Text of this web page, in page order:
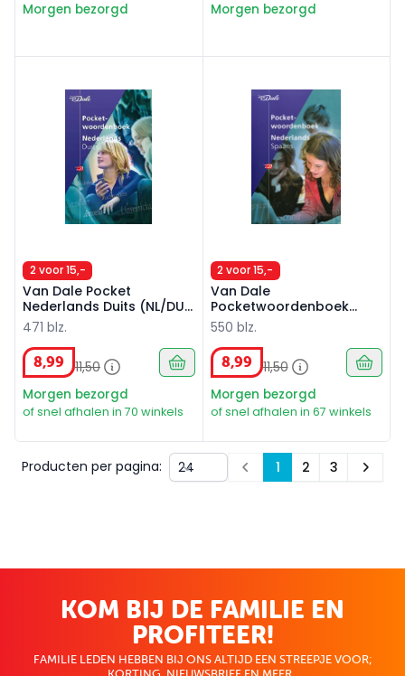
Morgen bezorgd Morgen bezorgd
2 voor 15,-
Van Dale Pocket
Nederlands Duits (NL/DU)
4e editie
471 blz.
8,99 11,50
Morgen bezorgd
of snel afhalen in 70 winkels
2 voor 15,-
Van Dale
Pocketwoordenboek
Nederlands-Spaans 3e
editie
550 blz.
8,99 11,50
Morgen bezorgd
of snel afhalen in 67 winkels
Producten per pagina: Prev 1 2 3 Next
KOM BIJ DE FAMILIE EN
PROFITEER!
FAMILIE LEDEN HEBBEN BIJ ONS ALTIJD EEN STREEPJE VOOR;